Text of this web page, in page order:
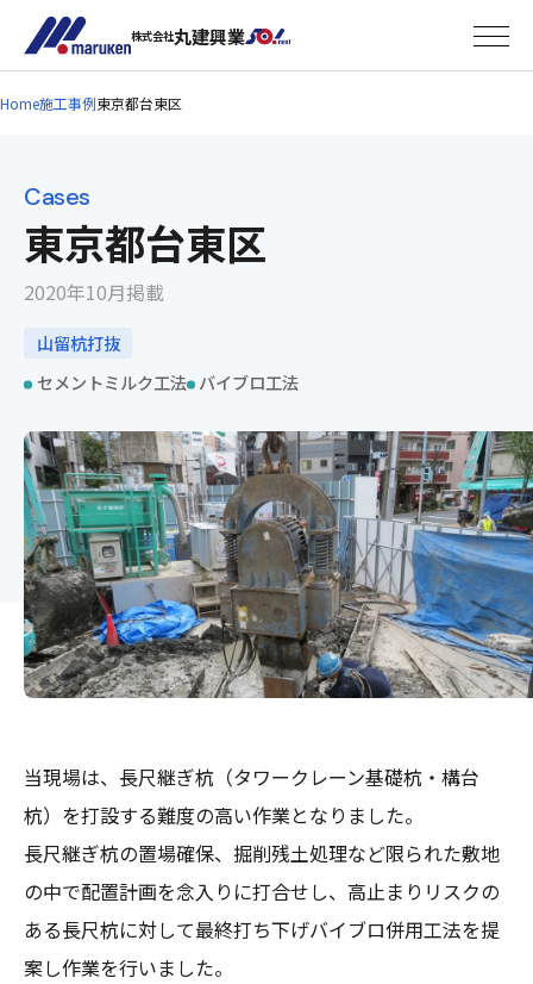
株式会社丸建興業
Home施工事例東京都台東区
Cases
東京都台東区
2020年10月掲載
山留杭打抜
セメントミルク工法 バイブロ工法
当現場は、長尺継ぎ杭（タワークレーン基礎杭・構台
杭）を打設する難度の高い作業となりました。
長尺継ぎ杭の置場確保、掘削残土処理など限られた敷地
の中で配置計画を念入りに打合せし、高止まりリスクの
ある長尺杭に対して最終打ち下げバイブロ併用工法を提
案し作業を行いました。